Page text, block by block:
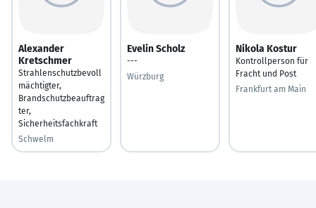
Alexander
Kretschmer
Strahlenschutzbevoll
mächtigter,
Brandschutzbeauftrag
ter,
Sicherheitsfachkraft
Schwelm
Evelin Scholz
---
Würzburg
Nikola Kostur
Kontrollperson für
Fracht und Post
Frankfurt am Main